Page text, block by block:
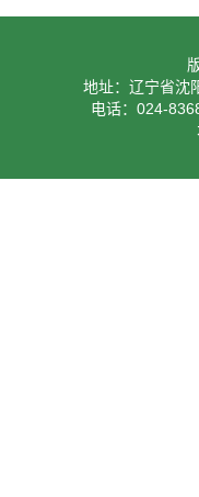
地址：辽宁省沈
电话：024-